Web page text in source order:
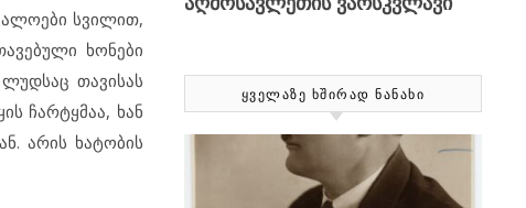
სვილით,
ხონები
თავისას
ჩარტყმაა, ხან
არის ხატობის
ᲧᲕᲔᲚᲐᲖᲔ ᲮᲨᲘᲠᲐᲓ ᲜᲐᲜᲐᲮᲘ